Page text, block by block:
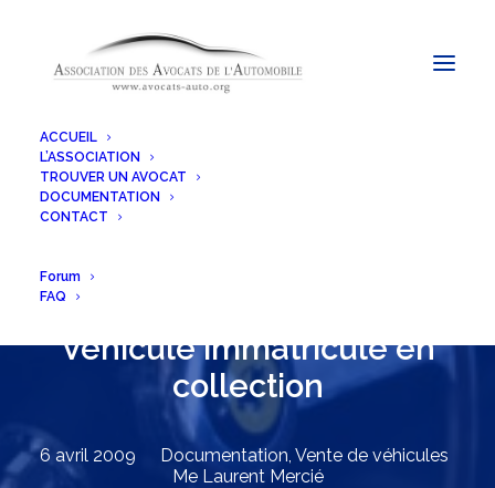
ACCUEIL
L’ASSOCIATION
TROUVER UN AVOCAT
DOCUMENTATION
CONTACT
Forum
FAQ
Véhicule immatriculé en
collection
6 avril 2009 Documentation, Vente de véhicules
Me Laurent Mercié